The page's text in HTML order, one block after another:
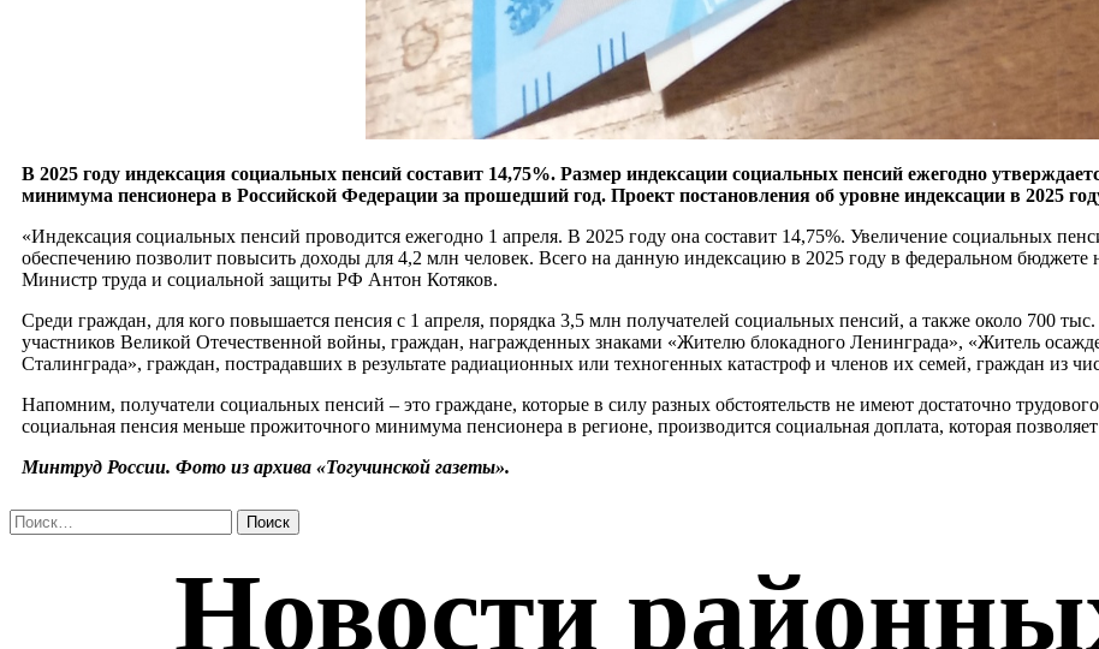
В 2025 году индексация социальных пенсий составит 14,75%. Размер индексации социальных пенсий ежегодно
минимума пенсионера в Российской Федерации за прошедший год. Проект постановления об уровне индексации в 2025
«Индексация социальных пенсий проводится ежегодно 1 апреля. В 2025 году она составит 14,75%. Увеличение социальных
обеспечению позволит повысить доходы для 4,2 млн человек. Всего на данную индексацию в 2025 году в федеральном бюджете
Министр труда и социальной защиты РФ Антон Котяков.
Среди граждан, для кого повышается пенсия с 1 апреля, порядка 3,5 млн получателей социальных пенсий, а также около 700
участников Великой Отечественной войны, граждан, награжденных знаками «Жителю блокадного Ленинграда», «Житель
Сталинграда», граждан, пострадавших в результате радиационных или техногенных катастроф и членов их семей, граждан из
Напомним, получатели социальных пенсий – это граждане, которые в силу разных обстоятельств не имеют достаточно
социальная пенсия меньше прожиточного минимума пенсионера в регионе, производится социальная доплата, которая
Минтруд России. Фото из архива «Тогучинской газеты».
Найти: